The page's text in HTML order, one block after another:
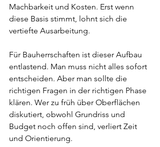
Machbarkeit und Kosten. Erst wenn
diese Basis stimmt, lohnt sich die
vertiefte Ausarbeitung.
Für Bauherrschaften ist dieser Aufbau
entlastend. Man muss nicht alles sofort
entscheiden. Aber man sollte die
richtigen Fragen in der richtigen Phase
klären. Wer zu früh über Oberflächen
diskutiert, obwohl Grundriss und
Budget noch offen sind, verliert Zeit
und Orientierung.